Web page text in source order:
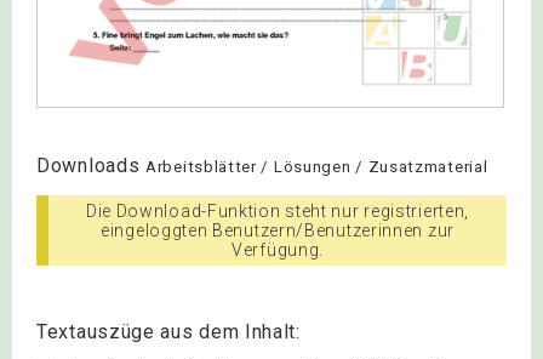
Downloads Arbeitsblätter / Lösungen / Zusatzmaterial
Die Download-Funktion steht nur registrierten,
eingeloggten Benutzern/Benutzerinnen zur
Verfügung.
Textauszüge aus dem Inhalt: